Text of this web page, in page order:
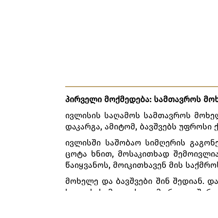
პირველი მოქმედება: სამთავროს
ივლისის საღამოს სამთავროს
დაკარგა, ამიტომ, ბავშვებს
ივლისში საშობაო სიმღერის
ცოტა ხნით, მოსაკითხად
წაიყვანოს, მოიკითხავენ მის
მოხელე და ბავშვები შინ შედიან.
ხედავს სამეჯლისოდ მორთულ